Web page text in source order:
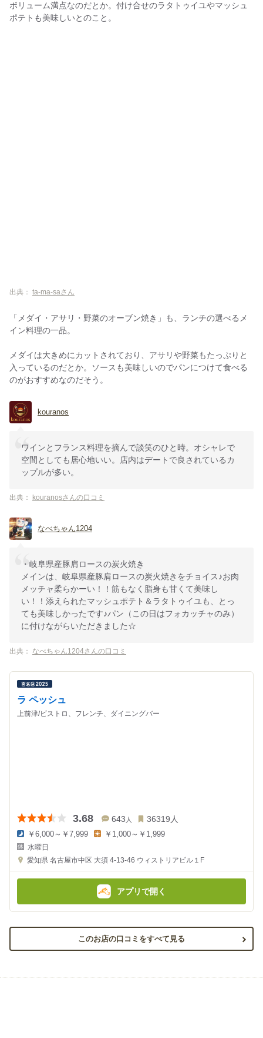
ボリューム満点なのだとか。付け合せのラタトゥイユやマッシュ
ポテトも美味しいとのこと。
出典： ta-ma-saさん
「メダイ・アサリ・野菜のオーブン焼き」も、ランチの選べるメ
イン料理の一品。
メダイは大きめにカットされており、アサリや野菜もたっぷりと
入っているのだとか。ソースも美味しいのでパンにつけて食べる
のがおすすめなのだそう。
kouranos
ワインとフランス料理を摘んで談笑のひと時。オシャレで
空間としても居心地いい。店内はデートで良されているカ
ップルが多い。
出典： kouranosさんの口コミ
なべちゃん1204
・岐阜県産豚肩ロースの炭火焼き
メインは、岐阜県産豚肩ロースの炭火焼きをチョイス♪お肉
メッチャ柔らかーい！！筋もなく脂身も甘くて美味し
い！！添えられたマッシュポテト＆ラタトゥイユも、とっ
ても美味しかったです♪パン（この日はフォカッチャのみ）
に付けながらいただきました☆
出典： なべちゃん1204さんの口コミ
ラ ペッシュ
上前津/ビストロ、フレンチ、ダイニングバー
3.68 643 人 36319人
夜
の
金
￥6,000～￥7,999
金
額
￥1,000～￥1,999
水曜日
愛知県 名古屋市中区 大須 4-13-46 ウィストリアビル１F
アプリで開く
このお店の口コミをすべて見る